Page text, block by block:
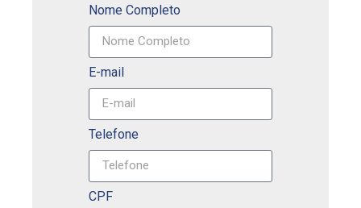
Nome Completo
E-mail
Telefone
CPF